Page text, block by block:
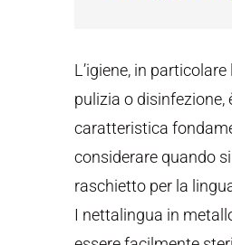
L’igiene, in
pulizia o disinfezione,
caratteristica
considerare quando
raschietto per la
I nettalingua in